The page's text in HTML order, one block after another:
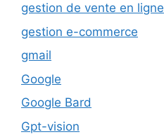
gestion de vente en ligne
gestion e-commerce
gmail
Google
Google Bard
Gpt-vision